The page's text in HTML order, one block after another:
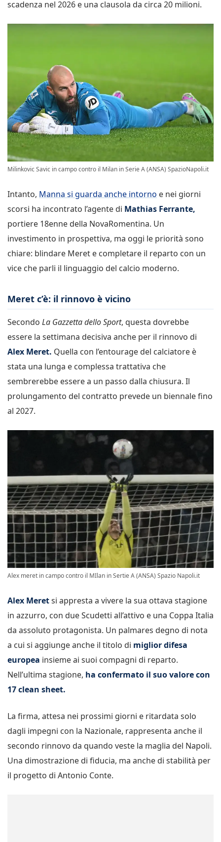
scadenza nel 2026 e una clausola da circa 20 milioni.
Milinkovic Savic in campo contro il Milan in Serie A (ANSA) SpazioNapoli.it
Intanto, Manna si guarda anche intorno e nei giorni
scorsi ha incontrato l’agente di Mathias Ferrante,
portiere 18enne della NovaRomentina. Un
investimento in prospettiva, ma oggi le priorità sono
chiare: blindare Meret e completare il reparto con un
vice che parli il linguaggio del calcio moderno.
Meret c’è: il rinnovo è vicino
Secondo La Gazzetta dello Sport, questa dovrebbe
essere la settimana decisiva anche per il rinnovo di
Alex Meret. Quella con l’entourage del calciatore è
stata una lunga e complessa trattativa che
sembrerebbe essere a un passo dalla chiusura. Il
prolungamento del contratto prevede un biennale fino
al 2027.
Alex meret in campo contro il MIlan in Sertie A (ANSA) Spazio Napoli.it
Alex Meretsi appresta a vivere la sua ottava stagione
in azzurro, con due Scudetti all’attivo e una Coppa Italia
da assoluto protagonista. Un palmares degno di nota
a cui si aggiunge anche il titolo di miglior difesa
europea insieme ai suoi compagni di reparto.
Nell’ultima stagione, ha confermato il suo valore con
17 clean sheet.
La firma, attesa nei prossimi giorni e ritardata solo
dagli impegni con la Nazionale, rappresenta anche il
secondo rinnovo da quando veste la maglia del Napoli.
Una dimostrazione di fiducia, ma anche di stabilità per
il progetto di Antonio Conte.